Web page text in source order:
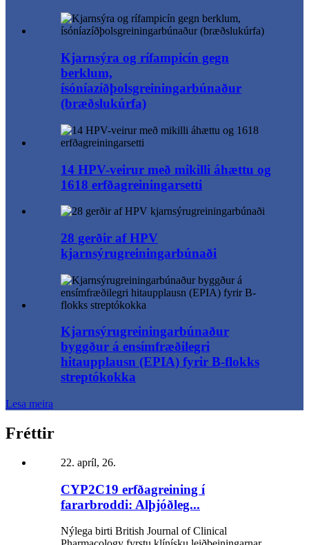
Kjarnsýra og rífampicín gegn
berklum,
ísóníazíðþolsgreiningarbúnaður
(bræðslukúrfa)
14 HPV-veirur með mikilli áhættu og
1618 erfðagreiningarsetti
28 gerðir af HPV
kjarnsýrugreiningarbúnaði
Kjarnsýrugreiningarbúnaður
byggður á ensímfræðilegri
hitaupplausn (EPIA) fyrir B-flokks
streptókokka
Lesa meira
Fréttir
22. apríl, 26.
CYP2C19 erfðagreining í
fararbroddi: Alþjóðleg...
Nýlega birti British Journal of Clinical